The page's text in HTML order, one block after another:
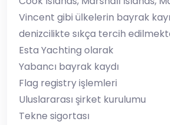
Vincent gibi ülkelerin bayrak
denizcilikte sıkça tercih
Esta Yachting olarak
Yabancı bayrak kaydı
Flag registry işlemleri
Uluslararası şirket kurulumu
Tekne sigortası